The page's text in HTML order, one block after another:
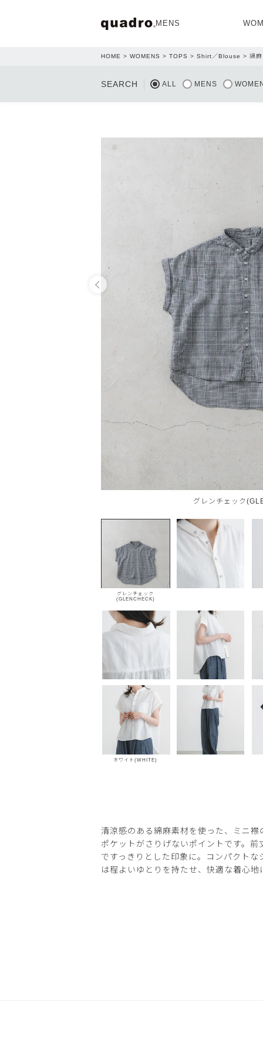
MENS
HOME WOMENS TOPS Shirt／Blouse 綿
SEARCH ALL MENS
グレンチェック
グレンチェック
(GLENCHECK)
ホワイト(WHITE)
清涼感のある綿麻素材を使った、ミニ
ポケットがさりげないポイントです。
ですっきりとした印象に。コンパクト
は程よいゆとりを持たせ、快適な着心